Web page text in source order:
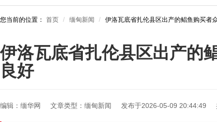
您当前的位置： 首页 缅甸新闻 伊洛瓦底省扎伦县区出产的鲳鱼购买者
伊洛瓦底省扎伦县区出产的
良好
编辑：缅华网 文章类型：缅甸新闻 发布于2026-05-09 20:44:49